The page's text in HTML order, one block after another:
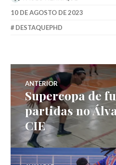
10 DE AGOSTO DE 2023
DESTAQUEPHD
ANTERIOR
Supercopa de
partidas no
CIE